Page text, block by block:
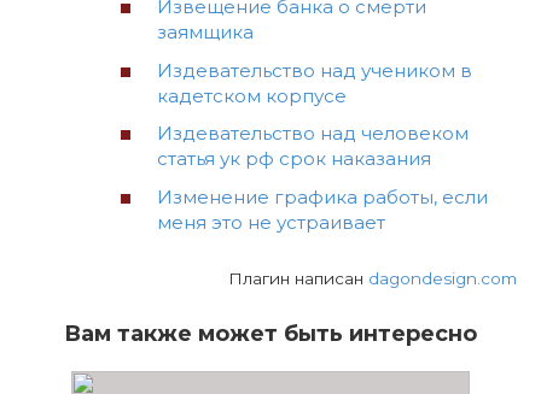
Извещение банка о смерти
заямщика
Издевательство над учеником в
кадетском корпусе
Издевательство над человеком
статья ук рф срок наказания
Изменение графика работы, если
меня это не устраивает
Плагин написан dagondesign.com
Вам также может быть интересно